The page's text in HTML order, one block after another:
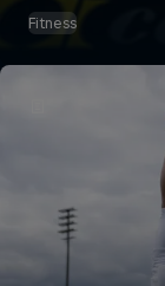
Fitness